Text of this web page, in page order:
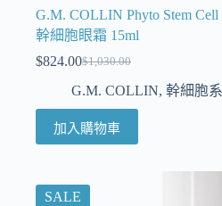
G.M. COLLIN Phyto Stem Cell
幹細胞眼霜 15ml
$1,030.00
$824.00
G.M. COLLIN, 幹細胞
加入購物車
SALE